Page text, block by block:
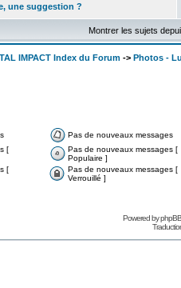
une suggestion ?
Montrer les sujets
IMPACT Index du Forum -> Photos -
Pas de nouveaux messages
[
Pas de nouveaux messages [
Populaire ]
[
Pas de nouveaux messages [
Verrouillé ]
Powered byphpBB